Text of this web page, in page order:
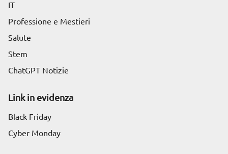
IT
Professione e Mestieri
Salute
Stem
ChatGPT Notizie
Link in evidenza
Black Friday
Cyber Monday